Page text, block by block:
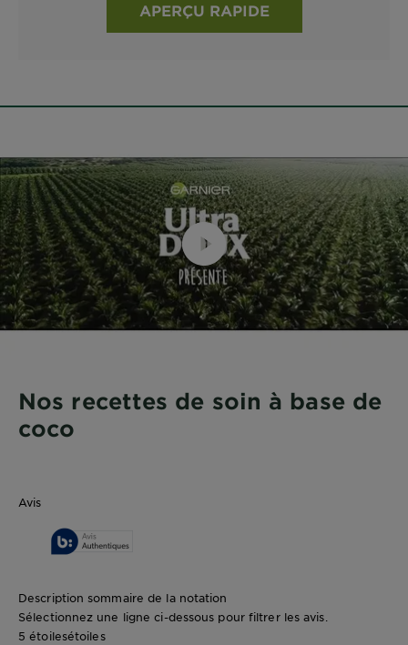
APERÇU RAPIDE
Nos recettes de soin à base de
coco
Avis
Description sommaire de la notation
Sélectionnez une ligne ci-dessous pour filtrer les avis.
5 étoilesétoiles